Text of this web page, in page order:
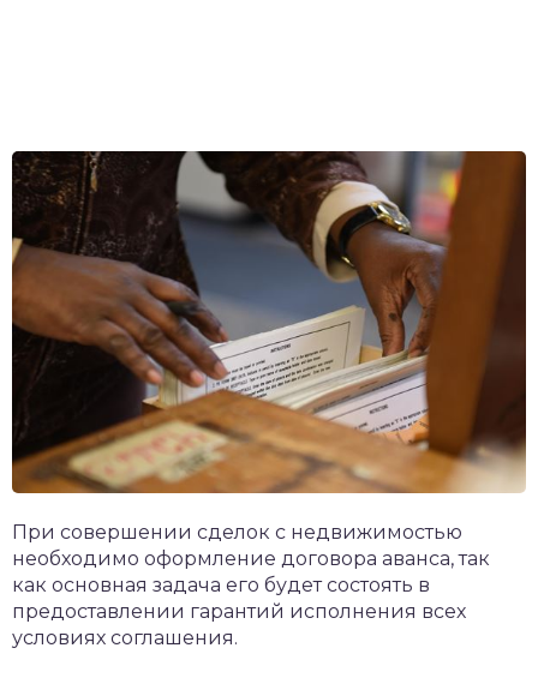
При совершении сделок с недвижимостью
необходимо оформление договора аванса, так
как основная задача его будет состоять в
предоставлении гарантий исполнения всех
условиях соглашения.